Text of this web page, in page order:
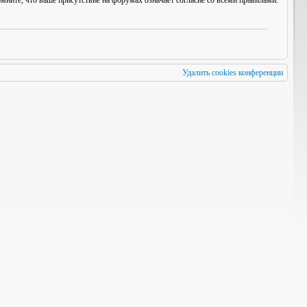
Удалить cookies конференции